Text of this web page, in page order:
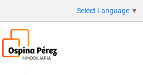
Select Language ▼